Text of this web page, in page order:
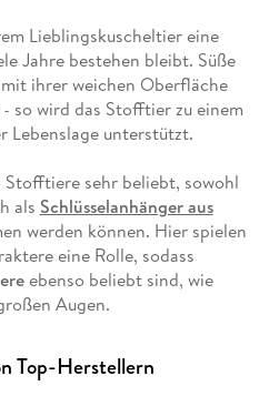
Lieblingskuscheltier eine
Jahre bestehen bleibt. Süße
ihrer weichen Oberfläche
so wird das Stofftier zu einem
Lebenslage unterstützt.
sehr beliebt, sowohl
als Schlüsselanhänger aus
werden können. Hier spielen
eine Rolle, sodass
ebenso beliebt sind, wie
Augen.
Top-Herstellern